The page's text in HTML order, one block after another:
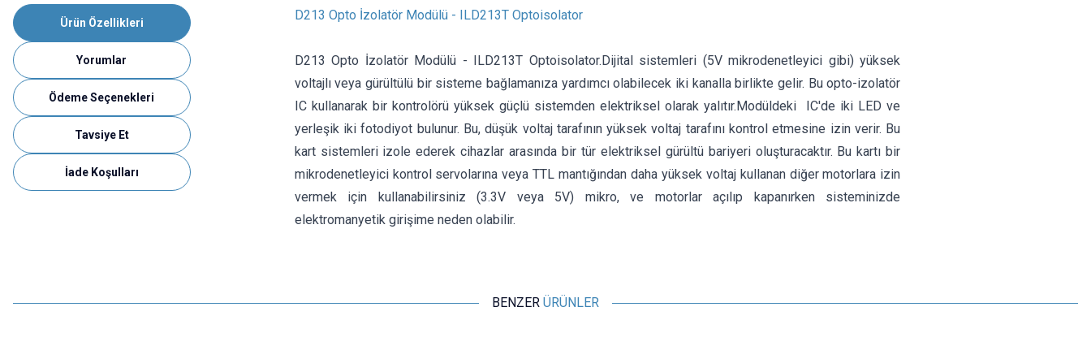
Ürün Özellikleri
Yorumlar
Ödeme Seçenekleri
Tavsiye Et
İade Koşulları
D213 Opto İzolatör Modülü - ILD213T Optoisolator
D213 Opto İzolatör Modülü - ILD213T Optoisolator.Dijital sistemleri (5V mikrodenetleyici gibi) yüksek
voltajlı veya gürültülü bir sisteme bağlamanıza yardımcı olabilecek iki kanalla birlikte gelir. Bu opto-izolatör
IC kullanarak bir kontrolörü yüksek güçlü sistemden elektriksel olarak yalıtır.Modüldeki IC'de iki LED ve
yerleşik iki fotodiyot bulunur. Bu, düşük voltaj tarafının yüksek voltaj tarafını kontrol etmesine izin verir. Bu
kart sistemleri izole ederek cihazlar arasında bir tür elektriksel gürültü bariyeri oluşturacaktır. Bu kartı bir
mikrodenetleyici kontrol servolarına veya TTL mantığından daha yüksek voltaj kullanan diğer motorlara izin
vermek için kullanabilirsiniz (3.3V veya 5V) mikro, ve motorlar açılıp kapanırken sisteminizde
elektromanyetik girişime neden olabilir.
BENZER ÜRÜNLER